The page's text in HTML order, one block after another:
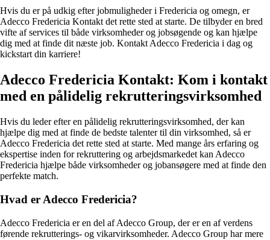
Hvis du er på udkig efter jobmuligheder i Fredericia og omegn, er
Adecco Fredericia Kontakt det rette sted at starte. De tilbyder en bred
vifte af services til både virksomheder og jobsøgende og kan hjælpe
dig med at finde dit næste job. Kontakt Adecco Fredericia i dag og
kickstart din karriere!
Adecco Fredericia Kontakt: Kom i kontakt
med en pålidelig rekrutteringsvirksomhed
Hvis du leder efter en pålidelig rekrutteringsvirksomhed, der kan
hjælpe dig med at finde de bedste talenter til din virksomhed, så er
Adecco Fredericia det rette sted at starte. Med mange års erfaring og
ekspertise inden for rekruttering og arbejdsmarkedet kan Adecco
Fredericia hjælpe både virksomheder og jobansøgere med at finde den
perfekte match.
Hvad er Adecco Fredericia?
Adecco Fredericia er en del af Adecco Group, der er en af verdens
førende rekrutterings- og vikarvirksomheder. Adecco Group har mere